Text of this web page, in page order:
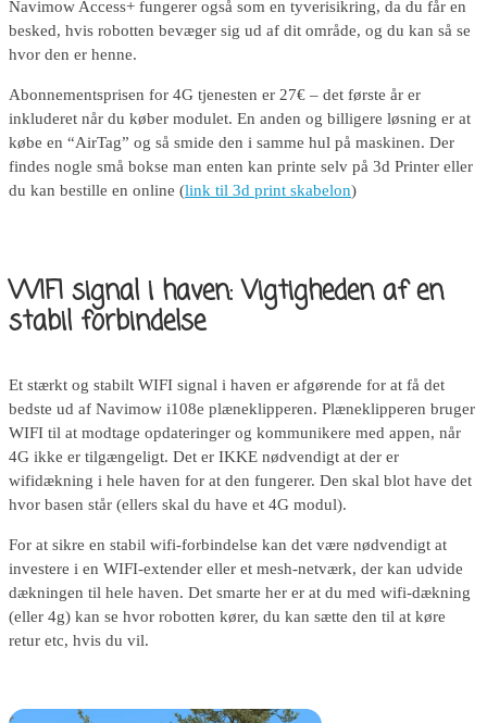
Navimow Access+ fungerer også som en tyverisikring, da du får en
besked, hvis robotten bevæger sig ud af dit område, og du kan så se
hvor den er henne.
Abonnementsprisen for 4G tjenesten er 27€ – det første år er
inkluderet når du køber modulet. En anden og billigere løsning er at
købe en “AirTag” og så smide den i samme hul på maskinen. Der
findes nogle små bokse man enten kan printe selv på 3d Printer eller
du kan bestille en online (link til 3d print skabelon)
WIFI signal i haven: Vigtigheden af en
stabil forbindelse
Et stærkt og stabilt WIFI signal i haven er afgørende for at få det
bedste ud af Navimow i108e plæneklipperen. Plæneklipperen bruger
WIFI til at modtage opdateringer og kommunikere med appen, når
4G ikke er tilgængeligt. Det er IKKE nødvendigt at der er
wifidækning i hele haven for at den fungerer. Den skal blot have det
hvor basen står (ellers skal du have et 4G modul).
For at sikre en stabil wifi-forbindelse kan det være nødvendigt at
investere i en WIFI-extender eller et mesh-netværk, der kan udvide
dækningen til hele haven. Det smarte her er at du med wifi-dækning
(eller 4g) kan se hvor robotten kører, du kan sætte den til at køre
retur etc, hvis du vil.